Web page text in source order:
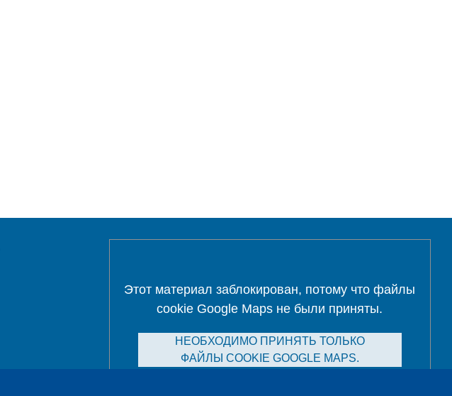
Этот материал заблокирован, потому что файлы
cookie Google Maps не были приняты.
НЕОБХОДИМО ПРИНЯТЬ ТОЛЬКО
ФАЙЛЫ COOKIE GOOGLE MAPS.